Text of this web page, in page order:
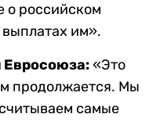
о российском
выплатах им».
Евросоюза:«Это
продолжается. Мы
самые